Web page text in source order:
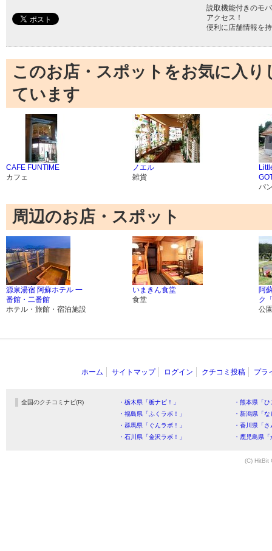
読取機能付きのモ
アクセス！
便利に店舗情報を
このお店・スポットをお気に入
ています
CAFE FUNTIME
カフェ
ノエル
雑貨
パ
周辺のお店・スポット
源泉湯宿 阿蘇ホテル 一
番館・二番館
ホテル・旅館・宿泊施設
いまきん食堂
食堂
阿
ク
公
ホーム サイトマップ ログイン クチコミ投稿 プラ
全国のクチコミナビ(R) ・栃木県「栃ナビ！」
・熊本県「
・福島県「ふくラボ！」
・新潟県「
・群馬県「ぐんラボ！」
・香川県「
・石川県「金沢ラボ！」
・鹿児島県
(C) HitBit